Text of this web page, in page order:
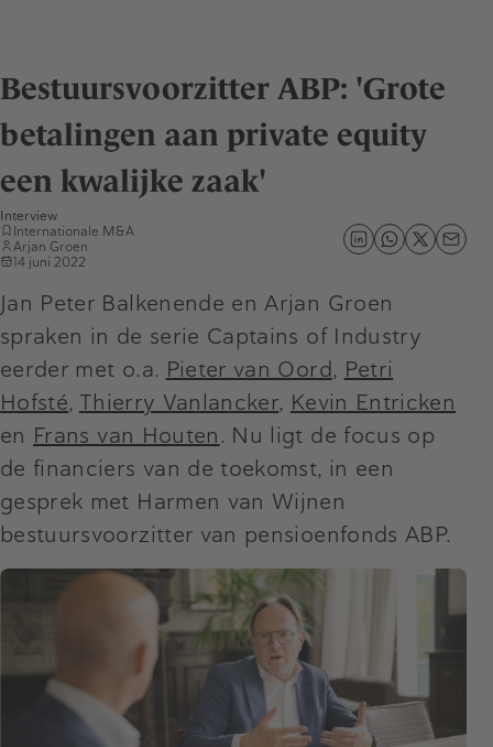
Bestuursvoorzitter ABP: 'Grote
betalingen aan private equity
een kwalijke zaak'
Interview
Internationale M&A
Arjan Groen
14 juni 2022
Jan Peter Balkenende en Arjan Groen
spraken in de serie Captains of Industry
eerder met o.a. Pieter van Oord, Petri
Hofsté, Thierry Vanlancker, Kevin Entricken
en Frans van Houten. Nu ligt de focus op
de financiers van de toekomst, in een
gesprek met Harmen van Wijnen
bestuursvoorzitter van pensioenfonds ABP.